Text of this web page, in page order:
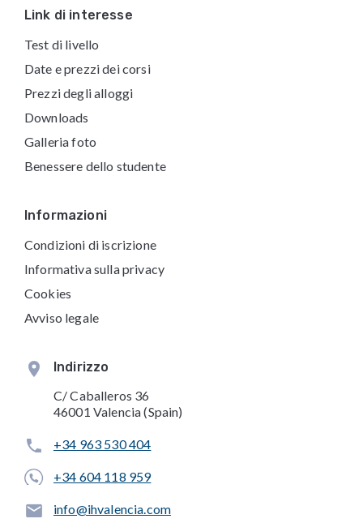
FooterLink di interesse
Test di livello
Date e prezzi dei corsi
Prezzi degli alloggi
Downloads
Galleria foto
Benessere dello studente
Informazioni
Condizioni di iscrizione
Informativa sulla privacy
Cookies
Avviso legale
Indirizzo
C/ Caballeros 36
46001 Valencia (Spain)
+34 963 530 404
+34 604 118 959
info@ihvalencia.com